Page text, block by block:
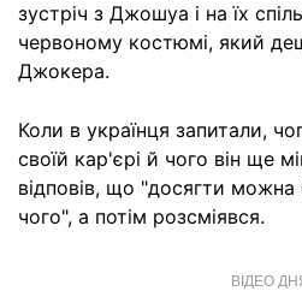
зустріч з Джошуа і на їх
червоному костюмі, який
Джокера.
Коли в українця запитали,
своїй кар'єрі й чого він ще
відповів, що "досягти
чого", а потім розсміявся.
ВІДЕО